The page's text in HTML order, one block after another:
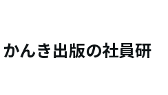
んき出版の社員研